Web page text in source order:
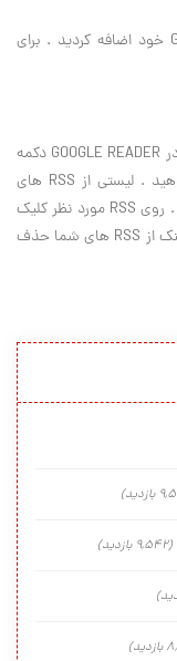
شما یک RSS را با موفقیت به GOOGLE READER خود اضافه کردید . برای
برای حذف کردن یک RSS از لیست RSS های خود در GOOGLE READER دکمه
EDIT SUBSCRIBTIONS را در بالای صفحه فشار دهید . لیستی از RSS های
شما در کادر بالای صفحه به نمایش در خواهد آمد . روی RSS مورد نظر کلیک
کنید و دکمه UNSUBSCRIBE را فشاردهید تا این لینک از RSS های شما حذف
(9,542 بازدید)